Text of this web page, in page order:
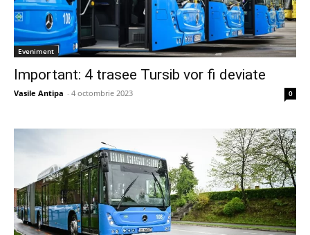
Eveniment
Important: 4 trasee Tursib vor fi deviate
Vasile Antipa - 4 octombrie 2023 0